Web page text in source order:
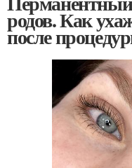
родов. Как
после